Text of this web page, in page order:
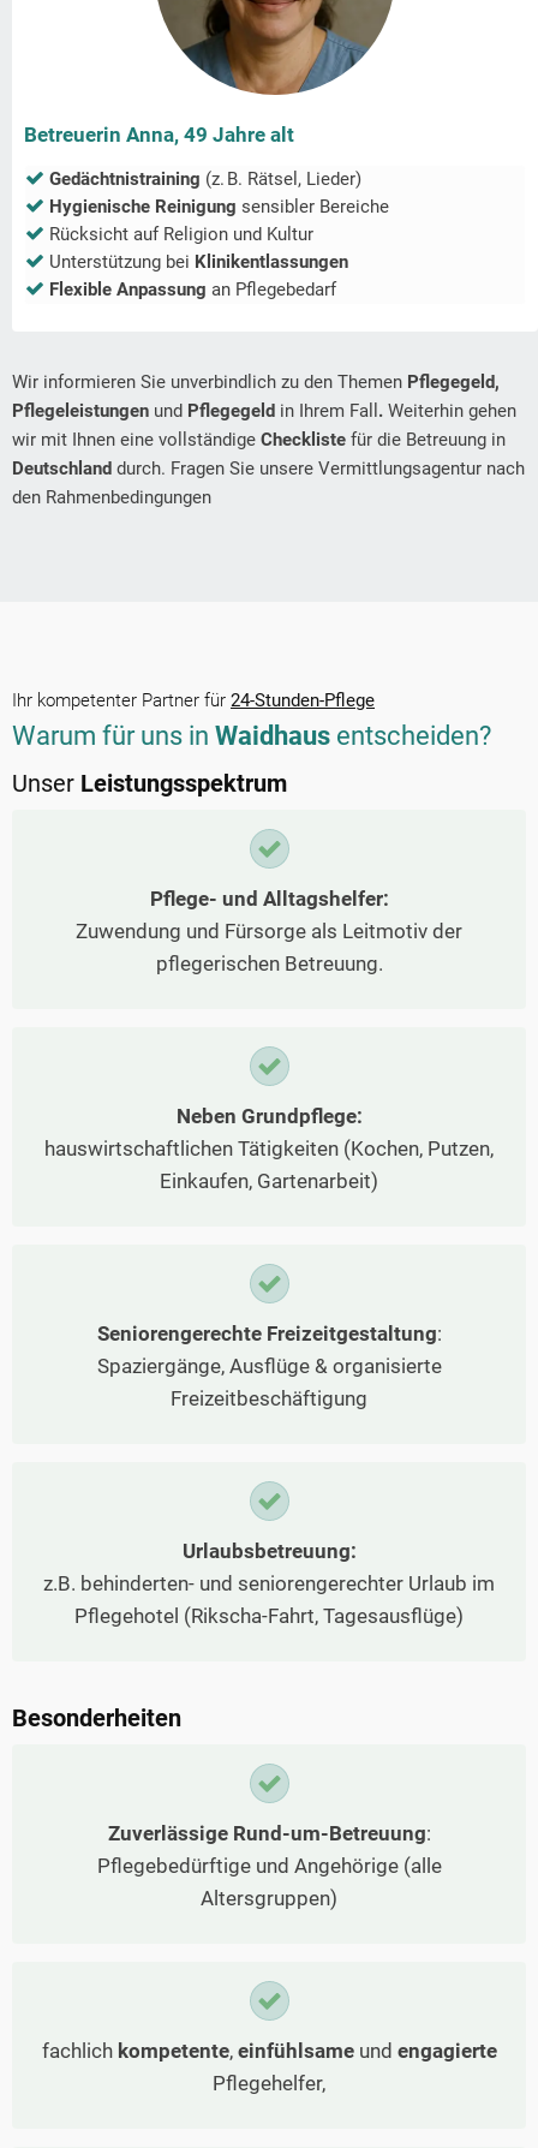
Betreuerin Anna, 49 Jahre alt
Gedächtnistraining (z. B. Rätsel, Lieder)
Hygienische Reinigung sensibler Bereiche
Rücksicht auf Religion und Kultur
Unterstützung bei Klinikentlassungen
Flexible Anpassung an Pflegebedarf
Wir informieren Sie unverbindlich zu den Themen Pflegegeld,
Pflegeleistungen und Pflegegeld in Ihrem Fall . Weiterhin gehen
wir mit Ihnen eine vollständige Checkliste für die Betreuung in
Deutschland durch. Fragen Sie unsere Vermittlungsagentur nach
den Rahmenbedingungen
Ihr kompetenter Partner für 24-Stunden-Pflege
Warum für uns in Waidhaus entscheiden?
Unser Leistungsspektrum
Pflege- und Alltagshelfer:
Zuwendung und Fürsorge als Leitmotiv der
pflegerischen Betreuung.
Neben Grundpflege:
hauswirtschaftlichen Tätigkeiten (Kochen, Putzen,
Einkaufen, Gartenarbeit)
Seniorengerechte Freizeitgestaltung:
Spaziergänge, Ausflüge & organisierte
Freizeitbeschäftigung
Urlaubsbetreuung:
z.B. behinderten- und seniorengerechter Urlaub im
Pflegehotel (Rikscha-Fahrt, Tagesausflüge)
Besonderheiten
Zuverlässige Rund-um-Betreuung:
Pflegebedürftige und Angehörige (alle
Altersgruppen)
fachlich kompetente, einfühlsameund engagierte
Pflegehelfer,